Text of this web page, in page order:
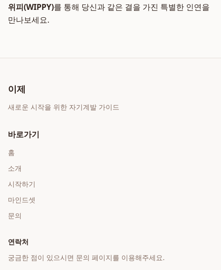
위피(WIPPY)를 통해 당신과 같은 결을 가진 특별한 인연을
만나보세요.
이제
새로운 시작을 위한 자기계발 가이드
바로가기
홈
소개
시작하기
마인드셋
문의
연락처
궁금한 점이 있으시면 문의 페이지를 이용해주세요.